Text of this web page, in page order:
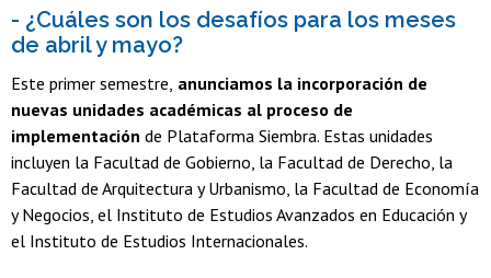
- ¿Cuáles son los desafíos para los meses
de abril y mayo?
Este primer semestre, anunciamos la incorporación de
nuevas unidades académicas al proceso de
implementación de Plataforma Siembra. Estas unidades
incluyen la Facultad de Gobierno, la Facultad de Derecho, la
Facultad de Arquitectura y Urbanismo, la Facultad de Economía
y Negocios, el Instituto de Estudios Avanzados en Educación y
el Instituto de Estudios Internacionales.